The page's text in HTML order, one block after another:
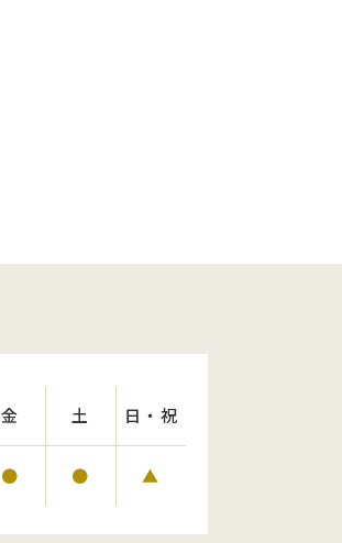
金 土 日・祝
● ● ▲